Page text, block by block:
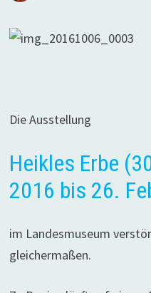
Die Ausstellung
Heikles Erbe
2016 bis 26.
im Landesmuseum
gleichermaßen.